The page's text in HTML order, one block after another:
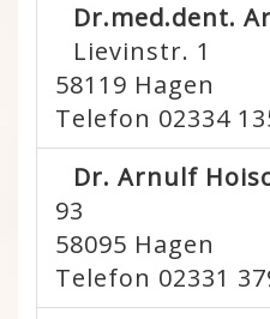
Dr.med.dent.
Lievinstr. 1
58119 Hagen
Telefon 02334
Dr. Arnulf
93
58095 Hagen
Telefon 02331